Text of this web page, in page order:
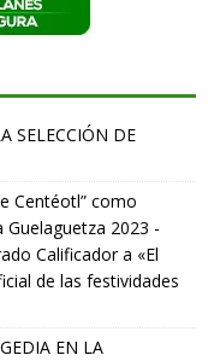
SELECCIÓN DE
Centéotl” como
2023 -
Calificador a «El
de las festividades
EN LA